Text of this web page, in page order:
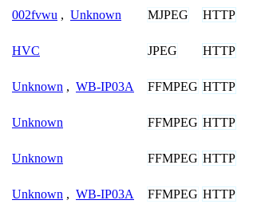
002fvwu , Unknown MJPEG HTTP
HVC JPEG HTTP
Unknown , WB-IP03A FFMPEG HTTP
Unknown FFMPEG HTTP
Unknown FFMPEG HTTP
Unknown , WB-IP03A FFMPEG HTTP